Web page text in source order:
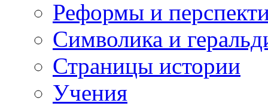
Реформы и
Символика и
Страницы истории
Учения